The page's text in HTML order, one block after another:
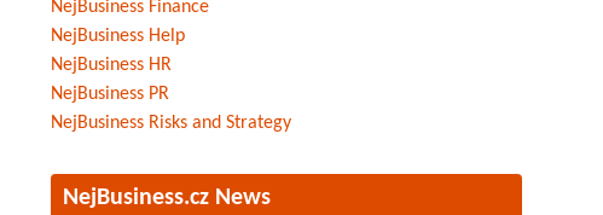
NejBusiness Finance
NejBusiness Help
NejBusiness HR
NejBusiness PR
NejBusiness Risks and Strategy
NejBusiness.cz News